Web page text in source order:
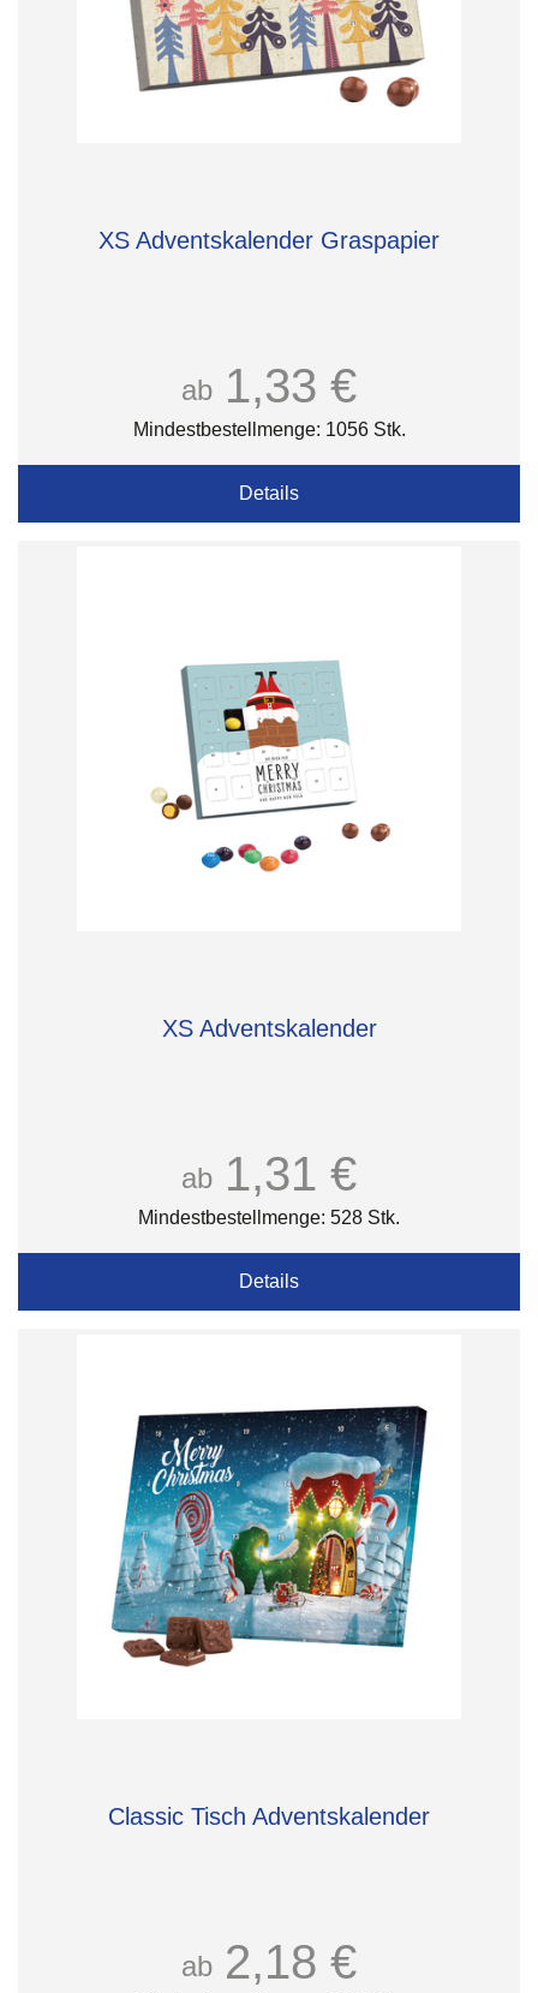
XS Adventskalender Graspapier
ab 1,33 €
Mindestbestellmenge: 1056 Stk.
Details
XS Adventskalender
ab 1,31 €
Mindestbestellmenge: 528 Stk.
Details
Classic Tisch Adventskalender
ab 2,18 €